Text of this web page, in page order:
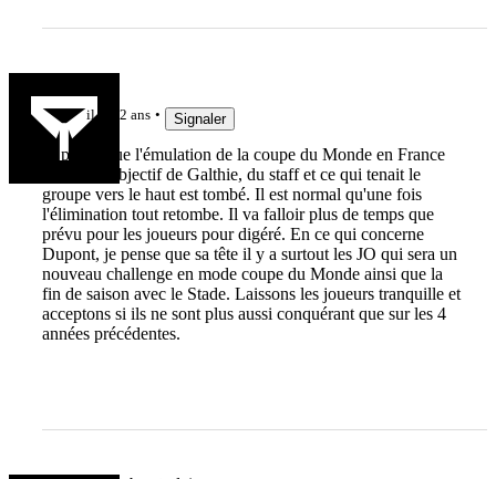
il y a 2 ans Signaler
Je pense que l'émulation de la coupe du Monde en France
qui était l'objectif de Galthie, du staff et ce qui tenait le
groupe vers le haut est tombé. Il est normal qu'une fois
l'élimination tout retombe. Il va falloir plus de temps que
prévu pour les joueurs pour digéré. En ce qui concerne
Dupont, je pense que sa tête il y a surtout les JO qui sera un
nouveau challenge en mode coupe du Monde ainsi que la
fin de saison avec le Stade. Laissons les joueurs tranquille et
acceptons si ils ne sont plus aussi conquérant que sur les 4
années précédentes.